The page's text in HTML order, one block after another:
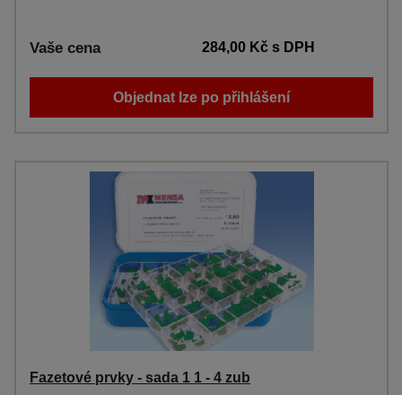
Vaše cena 284,00 Kčs DPH
Objednat lze po přihlášení
Fazetové prvky - sada 1 1 - 4 zub